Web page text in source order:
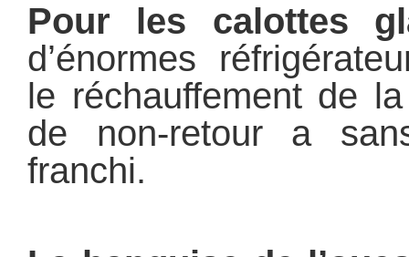
Pour les calottes
d’énormes
le réchauffement de
de non-retour a
franchi.